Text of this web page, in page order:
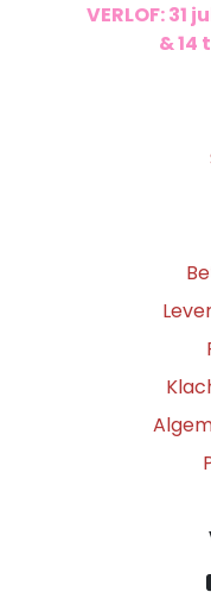
VERLOF: 31
& 14